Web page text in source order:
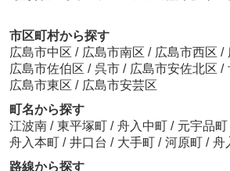
市区町村から探す
広島市中区 / 広島市南区 / 広島市西区 /
広島市佐伯区 / 呉市 / 広島市安佐北区 /
広島市東区 / 広島市安芸区
町名から探す
江波南 / 東平塚町 / 舟入中町 / 元宇品町
舟入本町 / 井口台 / 大手町 / 河原町 / 舟
路線から探す